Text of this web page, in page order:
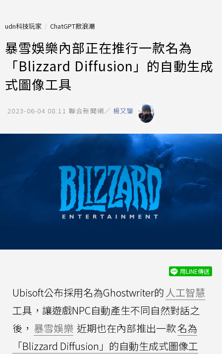
udn科技玩家 ChatGPT掀浪潮
暴雪娛樂內部正在推行一款名為
「Blizzard Diffusion」的自動生成
式圖像工具
2023-06-04 08:11 聯合新聞網／ 楊又肇
用LINE傳送
Ubisoft公布採用名為Ghostwriter的 人工智慧
工具，讓遊戲NPC自動產生不同自然對話之
後， 暴雪娛樂 近期也在內部推出一款名為
「Blizzard Diffusion」的自動生成式圖像工